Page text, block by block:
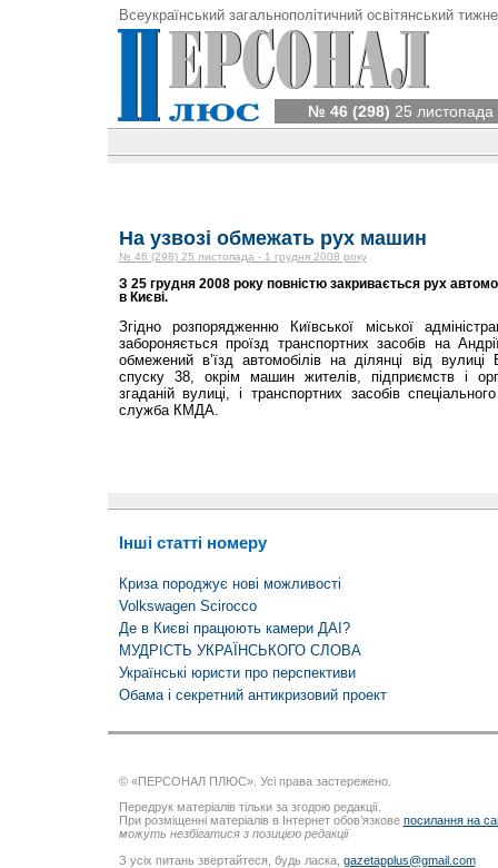
Всеукраїнський загальнополітичний освітянський
№ 46 (298) 25
На узвозі обмежать рух машин
№ 46 (298) 25 листопада - 1 грудня 2008 року
З 25 грудня 2008 року повністю закривається рух
в Києві.
Згідно розпорядженню Київської міської
забороняється проїзд транспортних засобів на
обмежений в’їзд автомобілів на ділянці від вулиці
спуску 38, окрім машин жителів, підприємств і
згаданій вулиці, і транспортних засобів
служба КМДА.
Інші статті номеру
Криза породжує нові можливості
Volkswagen Scirocco
Де в Києві працюють камери ДАІ?
МУДРІСТЬ УКРАЇНСЬКОГО СЛОВА
Українські юристи про перспективи
Обама і секретний антикризовий проект
© «ПЕРСОНАЛ ПЛЮС». Усі права застережено.
Передрук матеріалів тільки за згодою редакції.
При розміщенні матеріалів в Інтернет обов’язкове посилання на
можуть незбігатися з позицією редакції
З усіх питань звертайтеся, будь ласка, gazetapplus@gmail.com